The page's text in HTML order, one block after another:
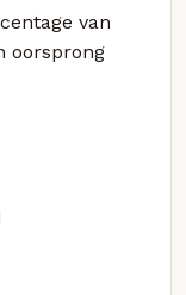
van
oorsprong